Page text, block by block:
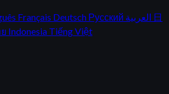
Français Deutsch Русский
日
Indonesia Tiếng Việt